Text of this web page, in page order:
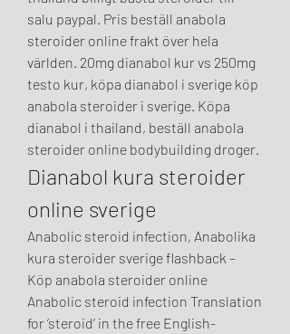
salu paypal. Pris beställ anabola
steroider online frakt över hela
världen. 20mg dianabol kur vs 250mg
testo kur, köpa dianabol i sverige köp
anabola steroider i sverige. Köpa
dianabol i thailand, beställ anabola
steroider online bodybuilding droger.
Dianabol kura steroider
online sverige
Anabolic steroid infection, Anabolika
kura steroider sverige flashback –
Köp anabola steroider online
Anabolic steroid infection Translation
for ‘steroid’ in the free English-